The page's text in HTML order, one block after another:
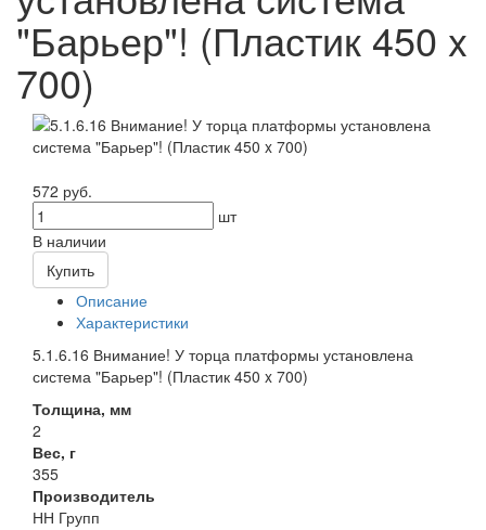
"Барьер"! (Пластик 450 x
700)
572 руб.
шт
В наличии
Купить
Описание
Характеристики
5.1.6.16 Внимание! У торца платформы установлена
система "Барьер"! (Пластик 450 x 700)
Толщина, мм
2
Вес, г
355
Производитель
НН Групп